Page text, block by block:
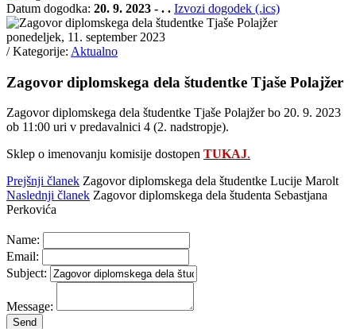
Datum dogodka: 20. 9. 2023 - . . Izvozi dogodek (.ics)
ponedeljek, 11. september 2023
/ Kategorije: Aktualno
Zagovor diplomskega dela študentke Tjaše Polajžer
Zagovor diplomskega dela študentke Tjaše Polajžer bo 20. 9. 2023
ob 11:00 uri v predavalnici 4 (2. nadstropje).
Sklep o imenovanju komisije dostopen TUKAJ.
Prejšnji članek Zagovor diplomskega dela študentke Lucije Marolt
Naslednji članek Zagovor diplomskega dela študenta Sebastjana
Perkovića
Name:
Email:
Subject:
Message: